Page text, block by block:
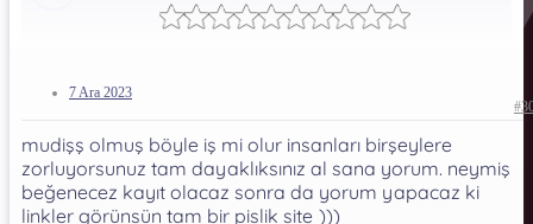
7 Ara 2023
mudişş olmuş böyle iş mi olur insanları birşeylere
zorluyorsunuz tam dayaklıksınız al sana yorum. neymiş
beğenecez kayıt olacaz sonra da yorum yapacaz ki
linkler görünsün tam bir pislik site )))